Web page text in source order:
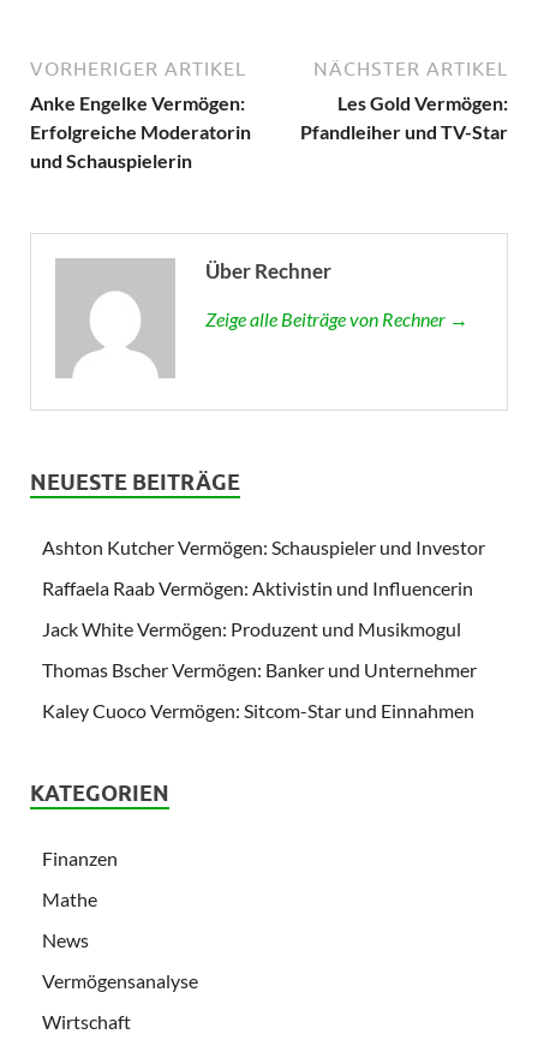
VORHERIGER ARTIKEL
Anke Engelke Vermögen:
Erfolgreiche Moderatorin
und Schauspielerin
NÄCHSTER ARTIKEL
Les Gold Vermögen:
Pfandleiher und TV-Star
Über Rechner
Zeige alle Beiträge von Rechner →
NEUESTE BEITRÄGE
Ashton Kutcher Vermögen: Schauspieler und Investor
Raffaela Raab Vermögen: Aktivistin und Influencerin
Jack White Vermögen: Produzent und Musikmogul
Thomas Bscher Vermögen: Banker und Unternehmer
Kaley Cuoco Vermögen: Sitcom-Star und Einnahmen
KATEGORIEN
Finanzen
Mathe
News
Vermögensanalyse
Wirtschaft